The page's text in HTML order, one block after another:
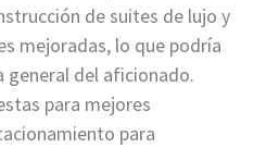
de suites de lujo y
mejoradas, lo que podría
general del aficionado.
para mejores
para